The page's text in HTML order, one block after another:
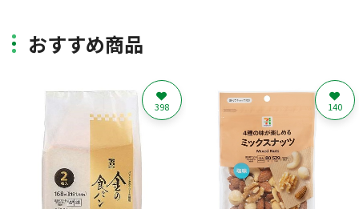
おすすめ商品
398 140